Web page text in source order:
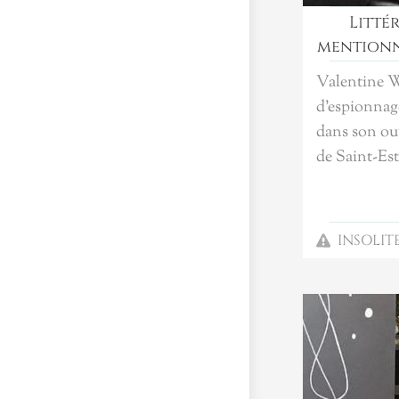
Valentine
dans son
de Saint-